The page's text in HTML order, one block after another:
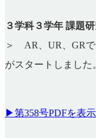
３学科３学年 課題
＞ AR、UR、GRで
がスタートしました
▶第358号PDFを表示